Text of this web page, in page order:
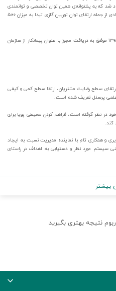
شد که به پشتوانه‌‌ی همین توان تخصصی و توانمندی
متخصصان همکار در شرکت، پروژه‌های تحقیقاتی زیادی از جمله ارتقای توان توربین گازی تیدا به میزان ۵۰۰
شرکت توربین ماشین خاورمیانه در نهایت در سال ۱۳۹۵ موفق به دریافت مجوز با عنوان پیمانکار از سازمان
سطح رضایت مشتریان، ارتقا سطح کمی و کیفی
پرسنل تعریف شده است.
در نظر گرفته است، فراهم کردن محیطی پویا برای
‌کند.
و همکاری تام با نماینده مدیریت نسبت به ایجاد
سیستم مورد نظر و دستیابی به اهداف در راستای
بیشتر
نتیجه بهتری بگیرید